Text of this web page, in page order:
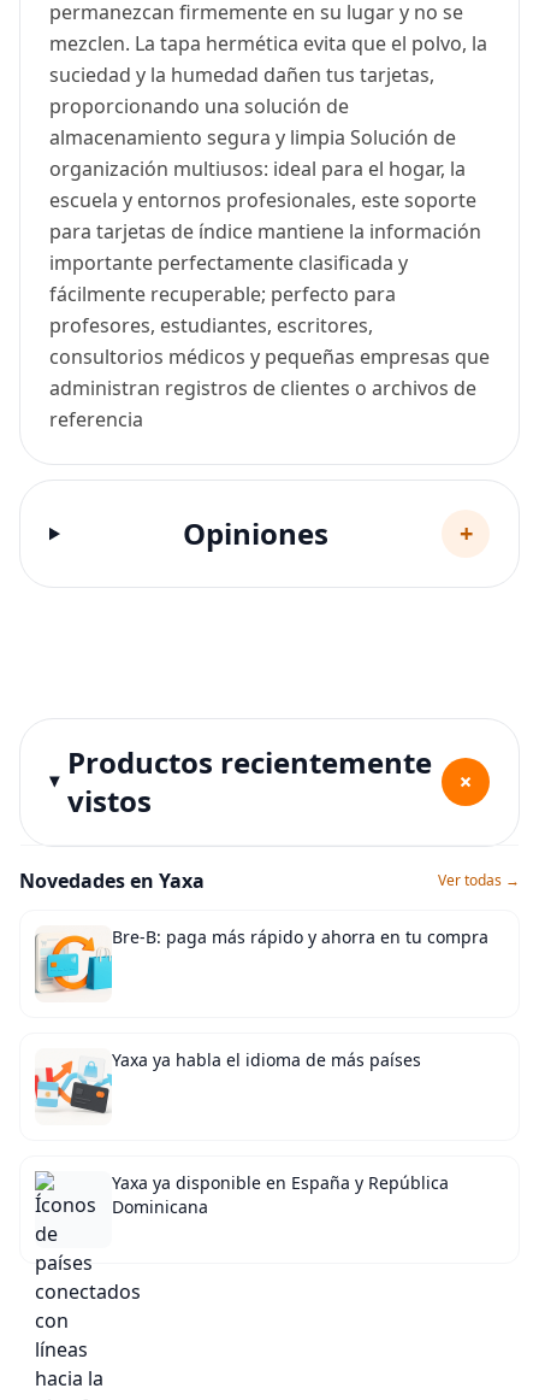
permanezcan firmemente en su lugar y no se
mezclen. La tapa hermética evita que el polvo, la
suciedad y la humedad dañen tus tarjetas,
proporcionando una solución de
almacenamiento segura y limpia Solución de
organización multiusos: ideal para el hogar, la
escuela y entornos profesionales, este soporte
para tarjetas de índice mantiene la información
importante perfectamente clasificada y
fácilmente recuperable; perfecto para
profesores, estudiantes, escritores,
consultorios médicos y pequeñas empresas que
administran registros de clientes o archivos de
referencia
Opiniones +
Productos recientemente
vistos
+
Novedades en Yaxa Ver todas →
Bre-B: paga más rápido y ahorra en tu compra
Yaxa ya habla el idioma de más países
Yaxa ya disponible en España y República
Dominicana